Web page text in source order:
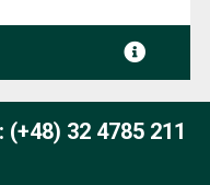
32 4785 211